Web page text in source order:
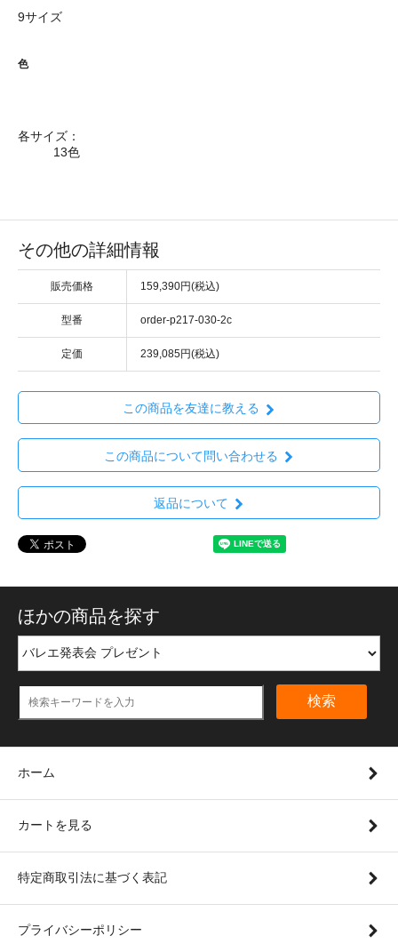
9サイズ
色
各サイズ：
13色
その他の詳細情報
販売価格 159,390円(税込)
型番 order-p217-030-2c
定価 239,085円(税込)
この商品を友達に教える
この商品について問い合わせる
返品について
ほかの商品を探す
検索
ホーム
カートを見る
特定商取引法に基づく表記
プライバシーポリシー